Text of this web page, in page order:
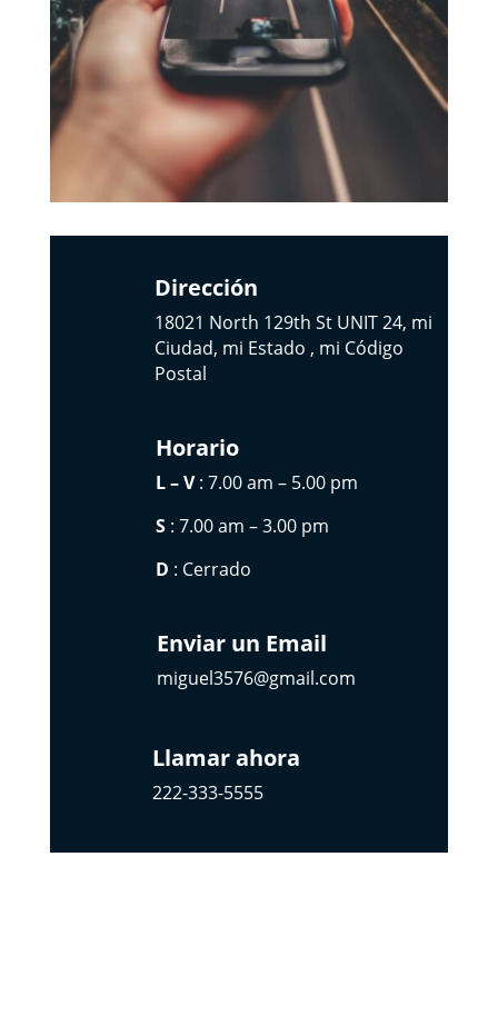
Dirección
18021 North 129th St UNIT 24, mi
Ciudad, mi Estado , mi Código
Postal
Horario
L – V: 7.00 am – 5.00 pm
S: 7.00 am – 3.00 pm
D : Cerrado
Enviar un Email
miguel3576@gmail.com
Llamar ahora
222-333-5555